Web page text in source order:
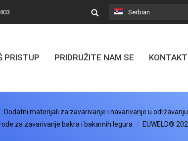
Serbian
PRISTUP PRIDRUŽITE NAM SE KONTAKT
Dodatni materijali za zavarivanje i navarivanje u održavanju
za zavarivanje bakra i bakarnih legura
EUWELD® 202